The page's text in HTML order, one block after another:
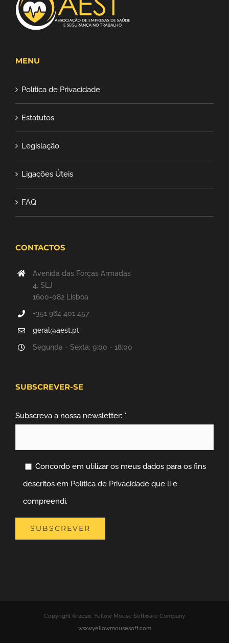
MENU
Política de Privacidade
Estatutos
Legislação
Ligações Úteis
FAQ
CONTACTOS
Avenida das Forças Armadas
4, SLJ
1600-082 Lisboa
+351 964 401 457
geral@aest.pt
Segunda - Sexta: 9:00 - 18:00
SUBSCREVER-SE
Subscreva a nossa newsletter: *
Concordo em utilizar os meus dados para os fins
descritos em Política de Privacidade que li e
compreendi.
Copyright © 2020. Yellow Mouse Software Company
www.yellowmousesoft.com